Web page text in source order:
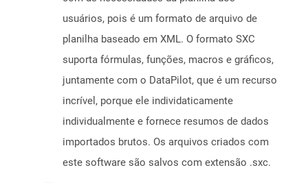
usuários, pois é um formato de arquivo de
planilha baseado em XML. O formato SXC
suporta fórmulas, funções, macros e gráficos,
juntamente com o DataPilot, que é um recurso
incrível, porque ele individaticamente
individualmente e fornece resumos de dados
importados brutos. Os arquivos criados com
este software são salvos com extensão .sxc.